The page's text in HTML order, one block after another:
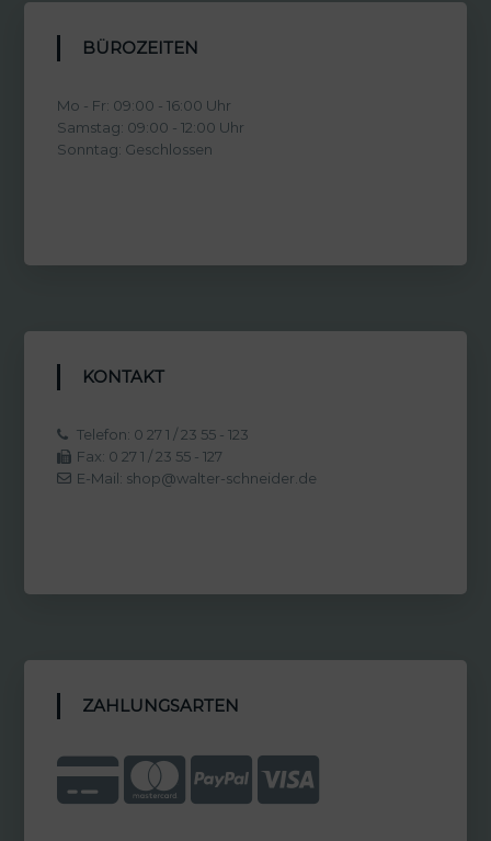
BÜROZEITEN
Mo - Fr: 09:00 - 16:00 Uhr
Samstag: 09:00 - 12:00 Uhr
Sonntag: Geschlossen
KONTAKT
Telefon: 0 27 1 / 23 55 - 123
Fax: 0 27 1 / 23 55 - 127
E-Mail: shop@walter-schneider.de
ZAHLUNGSARTEN